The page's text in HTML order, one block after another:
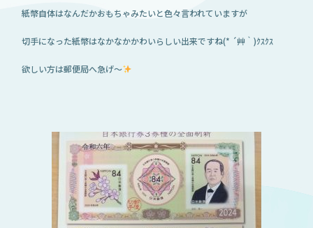
紙幣自体はなんだかおもちゃみたいと色々言われていますが
切手になった紙幣はなかなかかわいらしい出来ですね(* ´艸｀)ｸｽｸｽ
欲しい方は郵便局へ急げ～